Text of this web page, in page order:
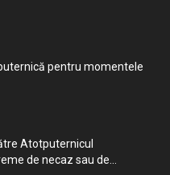
pentru momentele
Atotputernicul
de necaz sau de...